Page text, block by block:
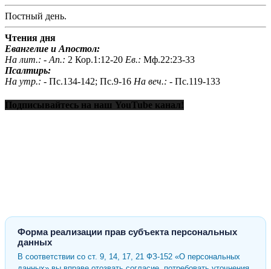
Постный день.
Чтения дня
Евангелие и Апостол:
На лит.: - Ап.: 2 Кор.1:12-20 Ев.: Мф.22:23-33
Псалтирь:
На утр.: - Пс.134-142; Пс.9-16 На веч.: - Пс.119-133
Подписывайтесь на наш YouTube канал!
Форма реализации прав субъекта персональных
данных
В соответствии со ст. 9, 14, 17, 21 ФЗ-152 «О персональных